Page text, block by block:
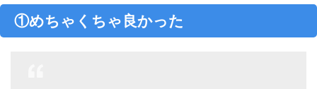
①めちゃくちゃ良かった